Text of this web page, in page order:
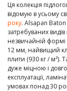
Ця колекція
відомую в усьому
року. Alsapan
затребуваних видів
незвичайній
12 мм, найвищий
плити (930 кг / м²).
дуже міцною і
експлуатації,
умовах понад 30